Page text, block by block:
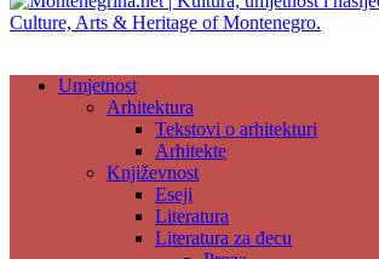
Umjetnost
Arhitektura
Tekstovi o arhitekturi
Arhitekte
Književnost
Eseji
Literatura
Literatura za đecu